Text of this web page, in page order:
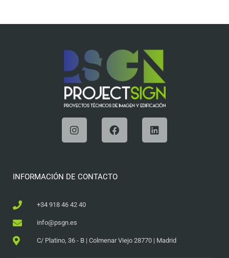
INFORMACIÓN DE CONTACTO
+34 918 46 42 40
info@psgn.es
C/ Platino, 36 - B | Colmenar Viejo 28770 | Madrid